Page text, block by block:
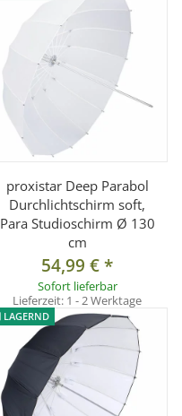
proxistar Deep Parabol
Durchlichtschirm soft,
Para Studioschirm Ø 130
cm
54,99 €*
Sofort lieferbar
Lieferzeit: 1 - 2 Werktage
LAGERND